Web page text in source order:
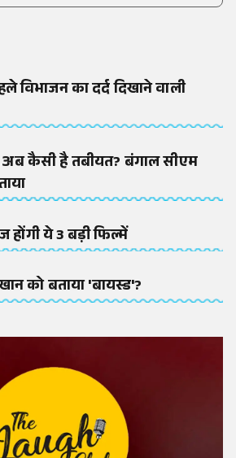
विभाजन का दर्द दिखाने वाली
अब कैसी है तबीयत? बंगाल सीएम
होंगी ये 3 बड़ी फिल्में
को बताया 'बायस्ड'?